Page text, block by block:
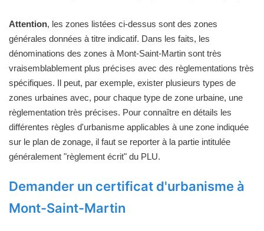
Attention, les zones listées ci-dessus sont des zones
générales données à titre indicatif. Dans les faits, les
dénominations des zones à Mont-Saint-Martin sont très
vraisemblablement plus précises avec des règlementations très
spécifiques. Il peut, par exemple, exister plusieurs types de
zones urbaines avec, pour chaque type de zone urbaine, une
règlementation très précises. Pour connaître en détails les
différentes règles d'urbanisme applicables à une zone indiquée
sur le plan de zonage, il faut se reporter à la partie intitulée
généralement "règlement écrit" du PLU.
Demander un certificat d'urbanisme à
Mont-Saint-Martin